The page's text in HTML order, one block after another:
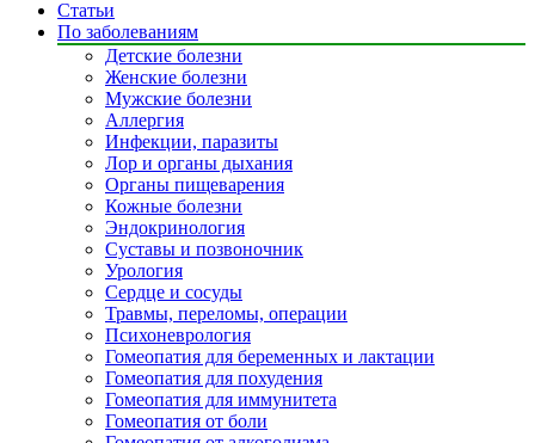
Статьи
По заболеваниям
Детские болезни
Женские болезни
Мужские болезни
Аллергия
Инфекции, паразиты
Лор и органы дыхания
Органы пищеварения
Кожные болезни
Эндокринология
Суставы и позвоночник
Урология
Сердце и сосуды
Травмы, переломы, операции
Психоневрология
Гомеопатия для беременных и лактации
Гомеопатия для похудения
Гомеопатия для иммунитета
Гомеопатия от боли